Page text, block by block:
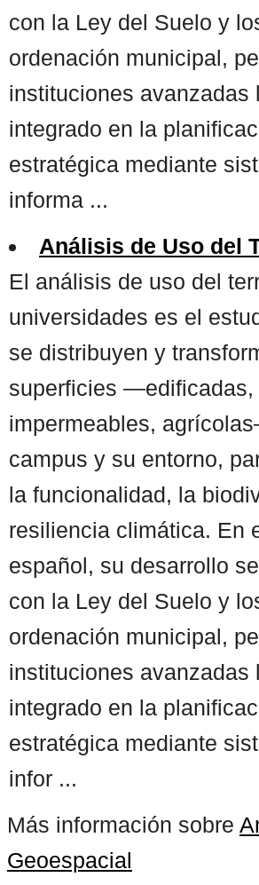
con la Ley del Suelo y
ordenación municipal,
instituciones avanzadas
integrado en la
estratégica mediante
informa ...
Análisis de Uso del
El análisis de uso del
universidades es el
se distribuyen y
superficies —edificadas,
impermeables,
campus y su entorno,
la funcionalidad, la
resiliencia climática. En
español, su desarrollo
con la Ley del Suelo y
ordenación municipal,
instituciones avanzadas
integrado en la
estratégica mediante
infor ...
Más información sobre
Geoespacial